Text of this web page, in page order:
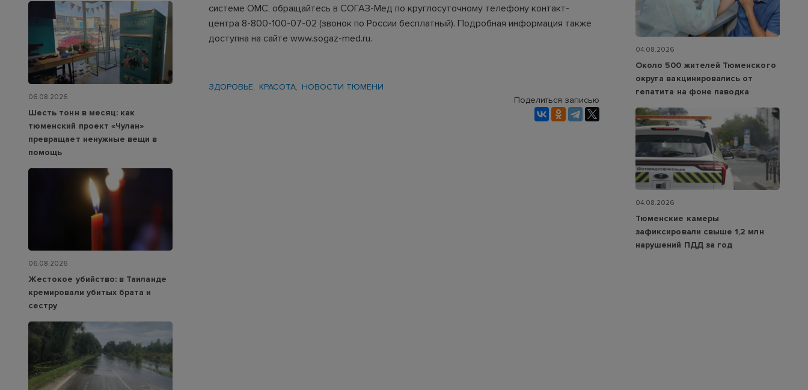
системе ОМС, обращайтесь в СОГАЗ-Мед по круглосуточному телефону контакт-
центра 8-800-100-07-02 (звонок по России бесплатный). Подробная информация также
доступна на сайте www.sogaz-med.ru.
ЗДОРОВЬЕ КРАСОТА
НОВОСТИ ТЮМЕНИ
Поделиться записью
06.08.2026
Шесть тонн в месяц: как
тюменский проект «Чулан»
превращает ненужные вещи в
помощь
06.08.2026
Жестокое убийство: в Таиланде
кремировали убитых брата и
сестру
04.08.2026
Около 500 жителей Тюменского
округа вакцинировались от
гепатита на фоне паводка
04.08.2026
Тюменские камеры
зафиксировали свыше 1,2 млн
нарушений ПДД за год